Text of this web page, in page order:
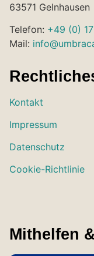
63571 Gelnhausen
Telefon: +49 (0)
Mail:
Kontakt
Impressum
Datenschutz
Cookie-Richtlinie
Mithelfen